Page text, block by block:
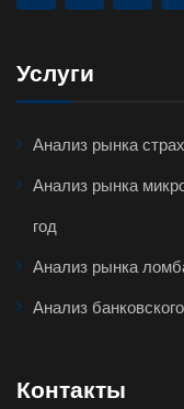
Услуги
Анализ рынка
Анализ рынка
год
Анализ рынка
Анализ
Контакты